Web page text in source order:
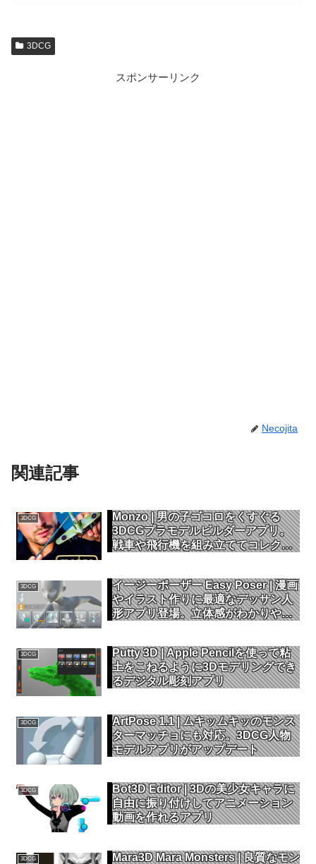
3DCG
スポンサーリンク
Necojita
関連記事
3DCG
Monzo | 男の子ゴコロをくすぐる
3DCGプラモデルビルダーアプリ。
戦車や飛行機を組み立ててコレクシ
3DCG
イージーポーザー Easy Poser | 漫画
やイラスト作りに最適なデッサン人
形アプリ登場。立体感がわかりやす
3DCG
Putty 3D | Apple Pencilを使って粘
土をこねるように3Dモデリングでき
るデジタル彫刻アプリ
3DCG
ArtPose 1.1 | ムキッムキッのモンス
ターマッチョにも対応。3DCG人物
モデルアプリがアップデート
3DCG
Bot3D Editor | 3Dの美少女キャラに
自由に振り付けしてアニメーション
動画を作れるアプリ
3DCG
Mara3D Mara Monsters | 良質なモン